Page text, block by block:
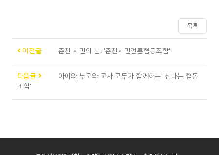
목록
이전글 춘천 시민의 눈, '춘천시민언론협동조합'
다음글
아이와 부모와 교사 모두가 함께하는 '신나는 협동
조합'